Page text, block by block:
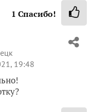
1 Спасибо!
19:48